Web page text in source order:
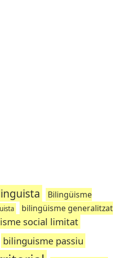
Bilingüisme
bilingüisme generalitzat
social limitat
bilinguisme passiu